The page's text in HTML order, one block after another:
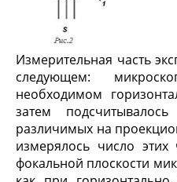
Измерительная часть
следующем:
необходимом
затем
различимых на
измерялось число
фокальной плоскости